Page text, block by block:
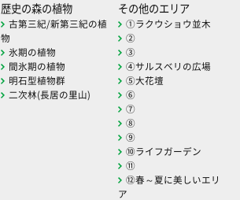
歴史の森の植物
古第三紀/新第三紀の植
物
氷期の植物
間氷期の植物
明石型植物群
二次林(長居の里山)
その他のエリア
①ラクウショウ並木
②
③
④サルスベリの広場
⑤大花壇
⑥
⑦
⑧
⑨
⑩ライフガーデン
⑪
⑫春～夏に美しいエリ
ア